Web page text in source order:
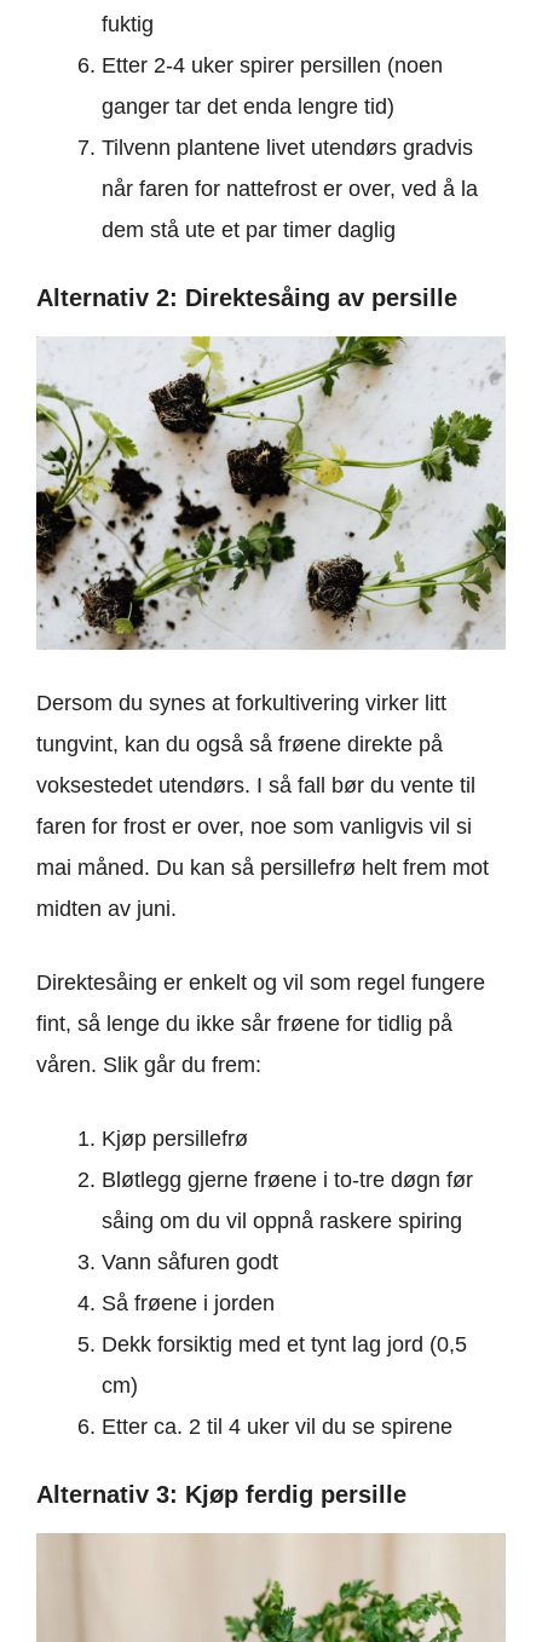
fuktig
Etter 2-4 uker spirer persillen (noen
ganger tar det enda lengre tid)
Tilvenn plantene livet utendørs gradvis
når faren for nattefrost er over, ved å la
dem stå ute et par timer daglig
Alternativ 2: Direktesåing av persille
Dersom du synes at forkultivering virker litt
tungvint, kan du også så frøene direkte på
voksestedet utendørs. I så fall bør du vente til
faren for frost er over, noe som vanligvis vil si
mai måned. Du kan så persillefrø helt frem mot
midten av juni.
Direktesåing er enkelt og vil som regel fungere
fint, så lenge du ikke sår frøene for tidlig på
våren. Slik går du frem:
Kjøp persillefrø
Bløtlegg gjerne frøene i to-tre døgn før
såing om du vil oppnå raskere spiring
Vann såfuren godt
Så frøene i jorden
Dekk forsiktig med et tynt lag jord (0,5
cm)
Etter ca. 2 til 4 uker vil du se spirene
Alternativ 3: Kjøp ferdig persille